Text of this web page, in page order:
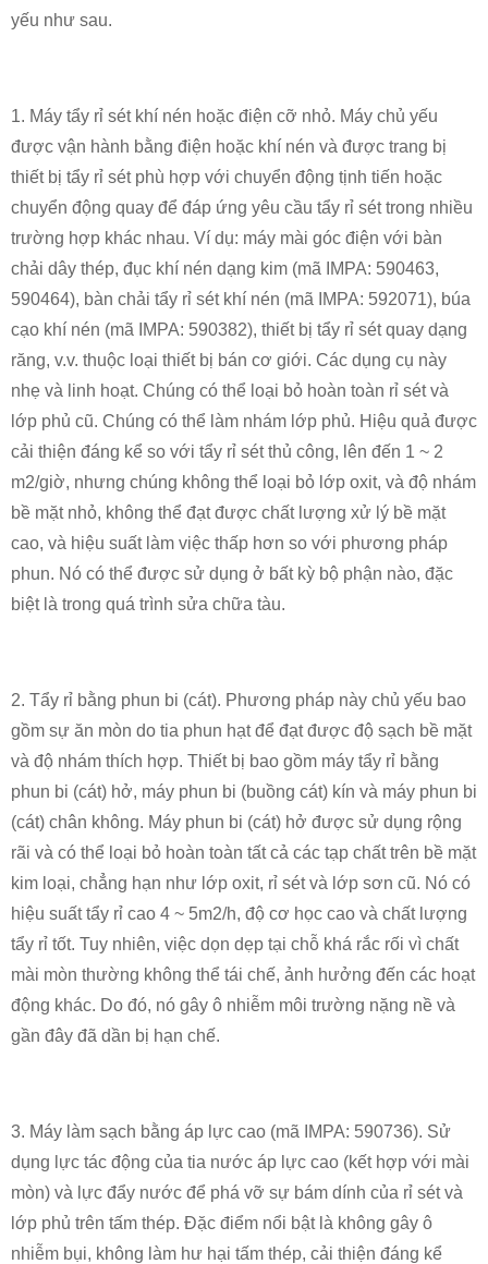
yếu như sau.
1. Máy tẩy rỉ sét khí nén hoặc điện cỡ nhỏ. Máy chủ yếu
được vận hành bằng điện hoặc khí nén và được trang bị
thiết bị tẩy rỉ sét phù hợp với chuyển động tịnh tiến hoặc
chuyển động quay để đáp ứng yêu cầu tẩy rỉ sét trong nhiều
trường hợp khác nhau. Ví dụ: máy mài góc điện với bàn
chải dây thép, đục khí nén dạng kim (mã IMPA: 590463,
590464), bàn chải tẩy rỉ sét khí nén (mã IMPA: 592071), búa
cạo khí nén (mã IMPA: 590382), thiết bị tẩy rỉ sét quay dạng
răng, v.v. thuộc loại thiết bị bán cơ giới. Các dụng cụ này
nhẹ và linh hoạt. Chúng có thể loại bỏ hoàn toàn rỉ sét và
lớp phủ cũ. Chúng có thể làm nhám lớp phủ. Hiệu quả được
cải thiện đáng kể so với tẩy rỉ sét thủ công, lên đến 1 ~ 2
m2/giờ, nhưng chúng không thể loại bỏ lớp oxit, và độ nhám
bề mặt nhỏ, không thể đạt được chất lượng xử lý bề mặt
cao, và hiệu suất làm việc thấp hơn so với phương pháp
phun. Nó có thể được sử dụng ở bất kỳ bộ phận nào, đặc
biệt là trong quá trình sửa chữa tàu.
2. Tẩy rỉ bằng phun bi (cát). Phương pháp này chủ yếu bao
gồm sự ăn mòn do tia phun hạt để đạt được độ sạch bề mặt
và độ nhám thích hợp. Thiết bị bao gồm máy tẩy rỉ bằng
phun bi (cát) hở, máy phun bi (buồng cát) kín và máy phun bi
(cát) chân không. Máy phun bi (cát) hở được sử dụng rộng
rãi và có thể loại bỏ hoàn toàn tất cả các tạp chất trên bề mặt
kim loại, chẳng hạn như lớp oxit, rỉ sét và lớp sơn cũ. Nó có
hiệu suất tẩy rỉ cao 4 ~ 5m2/h, độ cơ học cao và chất lượng
tẩy rỉ tốt. Tuy nhiên, việc dọn dẹp tại chỗ khá rắc rối vì chất
mài mòn thường không thể tái chế, ảnh hưởng đến các hoạt
động khác. Do đó, nó gây ô nhiễm môi trường nặng nề và
gần đây đã dần bị hạn chế.
3. Máy làm sạch bằng áp lực cao (mã IMPA: 590736). Sử
dụng lực tác động của tia nước áp lực cao (kết hợp với mài
mòn) và lực đẩy nước để phá vỡ sự bám dính của rỉ sét và
lớp phủ trên tấm thép. Đặc điểm nổi bật là không gây ô
nhiễm bụi, không làm hư hại tấm thép, cải thiện đáng kể